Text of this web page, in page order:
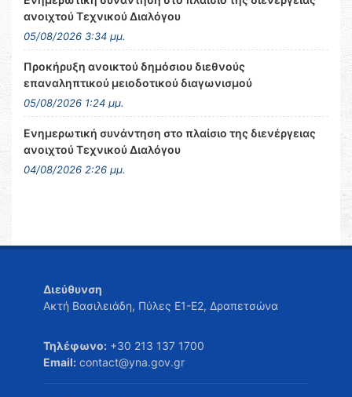
ανοιχτού Τεχνικού Διαλόγου
05/08/2026 3:34 μμ.
Προκήρυξη ανοικτού δημόσιου διεθνούς
επαναληπτικού μειοδοτικού διαγωνισμού
05/08/2026 1:24 μμ.
Ενημερωτική συνάντηση στο πλαίσιο της διενέργειας
ανοιχτού Τεχνικού Διαλόγου
04/08/2026 2:26 μμ.
Διεύθυνση
Ακτή Βασιλειάδη, Πύλες Ε1-Ε2, Δραπετσώνα
Τηλέφωνο: +30 213 137 1700
Email: contact@yna.gov.gr